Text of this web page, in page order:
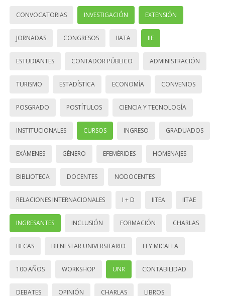
CONVOCATORIAS INVESTIGACIÓN EXTENSIÓN
JORNADAS CONGRESOS IIATA IIE
ESTUDIANTES CONTADOR PÚBLICO ADMINISTRACIÓN
TURISMO ESTADÍSTICA ECONOMÍA CONVENIOS
POSGRADO POSTÍTULOS CIENCIA Y TECNOLOGÍA
INSTITUCIONALES CURSOS INGRESO GRADUADOS
EXÁMENES GÉNERO EFEMÉRIDES HOMENAJES
BIBLIOTECA DOCENTES NODOCENTES
RELACIONES INTERNACIONALES I + D IITEA IITAE
INGRESANTES INCLUSIÓN FORMACIÓN CHARLAS
BECAS BIENESTAR UNIVERSITARIO LEY MICAELA
100 AÑOS WORKSHOP UNR CONTABILIDAD
DEBATES OPINIÓN CHARLAS LIBROS